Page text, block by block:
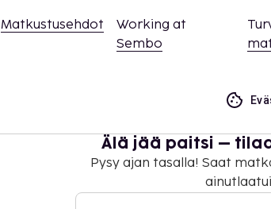
Matkustusehdot
Working at
Sembo
Älä jää paitsi –
Pysy ajan tasalla! Saat